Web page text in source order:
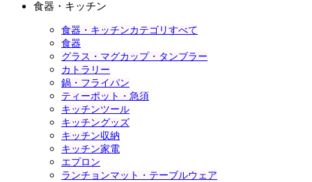
食器・キッチン
食器・キッチンカテゴリすべて
食器
グラス・マグカップ・タンブラー
カトラリー
鍋・フライパン
ティーポット・急須
キッチンツール
キッチングッズ
キッチン収納
キッチン家電
エプロン
ランチョンマット・テーブルウェア